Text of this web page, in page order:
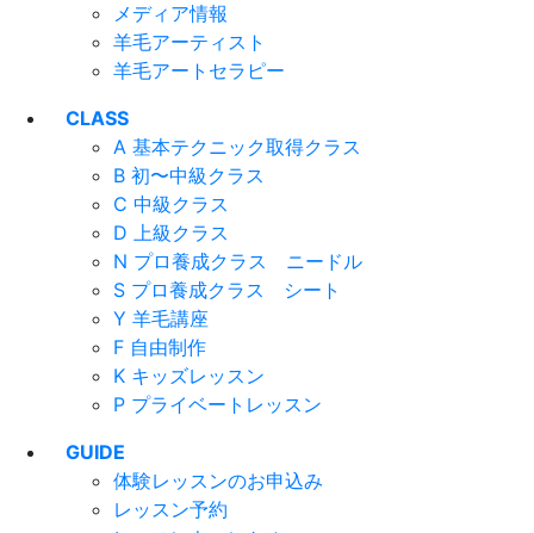
メディア情報
羊毛アーティスト
羊毛アートセラピー
CLASS
A 基本テクニック取得クラス
B 初〜中級クラス
C 中級クラス
D 上級クラス
N プロ養成クラス ニードル
S プロ養成クラス シート
Y 羊毛講座
F 自由制作
K キッズレッスン
P プライベートレッスン
GUIDE
体験レッスンのお申込み
レッスン予約